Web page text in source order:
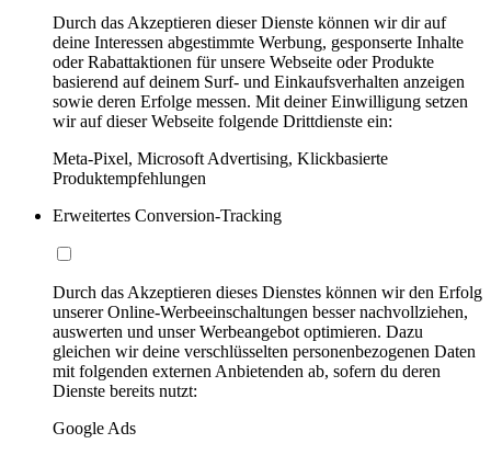
Durch das Akzeptieren dieser Dienste können wir dir auf
deine Interessen abgestimmte Werbung, gesponserte Inhalte
oder Rabattaktionen für unsere Webseite oder Produkte
basierend auf deinem Surf- und Einkaufsverhalten anzeigen
sowie deren Erfolge messen. Mit deiner Einwilligung setzen
wir auf dieser Webseite folgende Drittdienste ein:
Meta-Pixel, Microsoft Advertising, Klickbasierte
Produktempfehlungen
Erweitertes Conversion-Tracking
Durch das Akzeptieren dieses Dienstes können wir den Erfolg
unserer Online-Werbeeinschaltungen besser nachvollziehen,
auswerten und unser Werbeangebot optimieren. Dazu
gleichen wir deine verschlüsselten personenbezogenen Daten
mit folgenden externen Anbietenden ab, sofern du deren
Dienste bereits nutzt:
Google Ads